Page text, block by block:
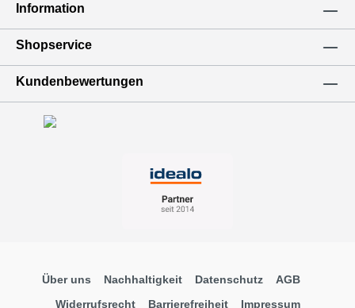
Information
Shopservice
Kundenbewertungen
Über uns Nachhaltigkeit Datenschutz
AGB
Widerrufsrecht
Barrierefreiheit Impressum